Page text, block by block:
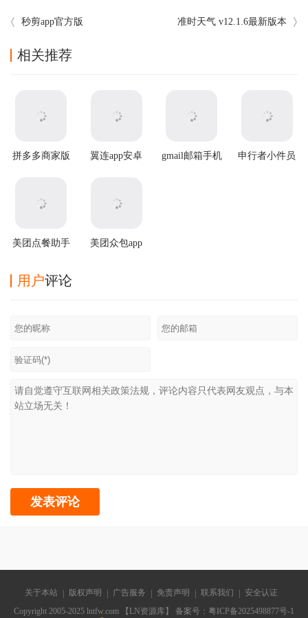
秒剪app官方版 准时天气 v12.1.6最新版本
相关推荐
拼多多商家版
翼连app安卓
gmail邮箱手机
申行者小件员
美团点餐助手
美团众包app
用户评论
关于本站 版权声明 广告服务 免责声明 联系我们
安全认证
Copyright 2005-2025 lntfw.com 【LN资源库】 备案号： 粤ICP备2025498877号-1